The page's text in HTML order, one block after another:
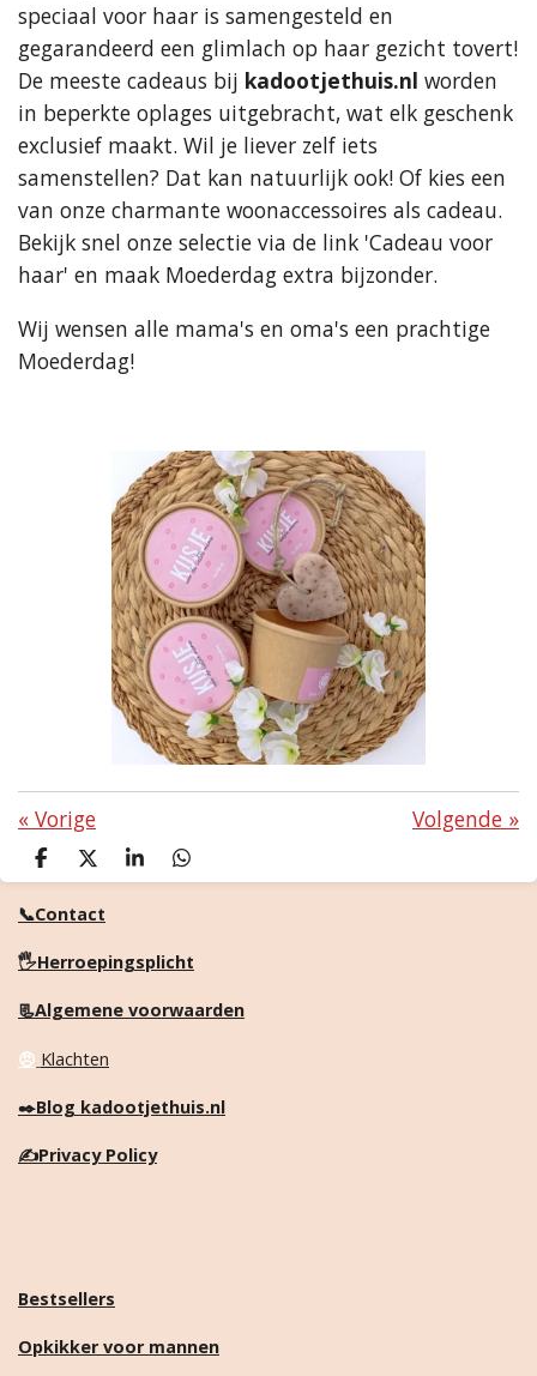
speciaal voor haar is samengesteld en
gegarandeerd een glimlach op haar gezicht tovert!
De meeste cadeaus bij kadootjethuis.nl worden
in beperkte oplages uitgebracht, wat elk geschenk
exclusief maakt. Wil je liever zelf iets
samenstellen? Dat kan natuurlijk ook! Of kies een
van onze charmante woonaccessoires als cadeau.
Bekijk snel onze selectie via de link 'Cadeau voor
haar' en maak Moederdag extra bijzonder.
Wij wensen alle mama's en oma's een prachtige
Moederdag!
« Vorige Volgende »
D
e
l
n
D
e
e
S
h
e
D
e
n
📞Contact
🖐️Herroepingsplicht
📃Algemene voorwaarden
😠 Klachten
✒️Blog kadootjethuis.nl
✍️Privacy Policy
Bestsellers
Opkikker voor mannen